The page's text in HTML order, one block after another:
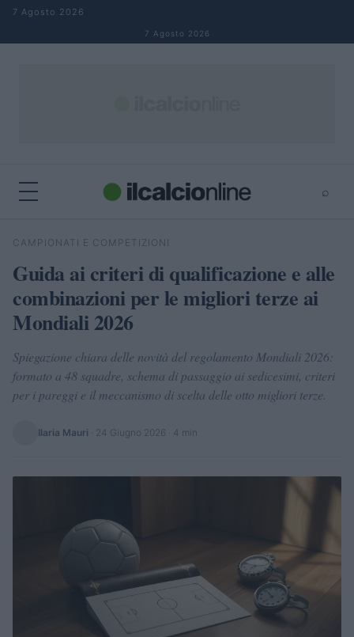
Salta al contenuto
7 Agosto 2026
7 Agosto 2026
⌕
Cerca
CAMPIONATI E COMPETIZIONI
Guida ai criteri di qualificazione e alle
combinazioni per le migliori terze ai
Mondiali 2026
Spiegazione chiara delle novità del regolamento Mondiali 2026:
formato a 48 squadre, schema di passaggio ai sedicesimi, criteri
per i pareggi e il meccanismo di scelta delle otto migliori terze.
Ilaria Mauri 24 Giugno 2026 · 4 min